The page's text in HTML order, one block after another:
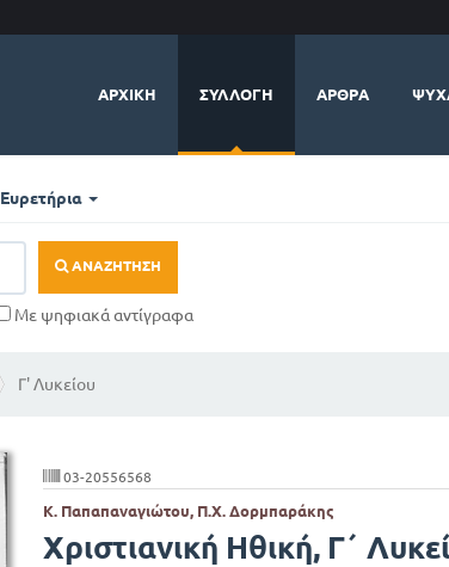
ΑΡΧΙΚΉ ΣΥΛΛΟΓΉ ΆΡΘΡΑ
Ευρετήρια
ΑΝΑΖΉΤΗΣΗ
Με ψηφιακά αντίγραφα
Γ' Λυκείου
03-20556568
Κ. Παπαπαναγιώτου, Π.Χ. Δορμπαράκης
Χριστιανική Ηθική, Γ΄